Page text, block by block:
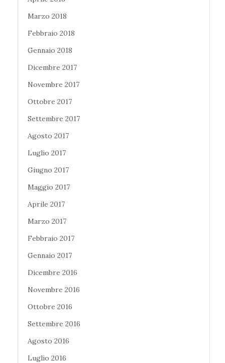
Marzo 2018
Febbraio 2018
Gennaio 2018
Dicembre 2017
Novembre 2017
Ottobre 2017
Settembre 2017
Agosto 2017
Luglio 2017
Giugno 2017
Maggio 2017
Aprile 2017
Marzo 2017
Febbraio 2017
Gennaio 2017
Dicembre 2016
Novembre 2016
Ottobre 2016
Settembre 2016
Agosto 2016
Luglio 2016